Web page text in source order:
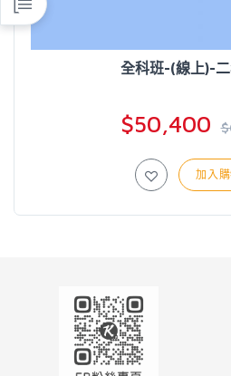
全科班-(線上)-
$50,400
加入